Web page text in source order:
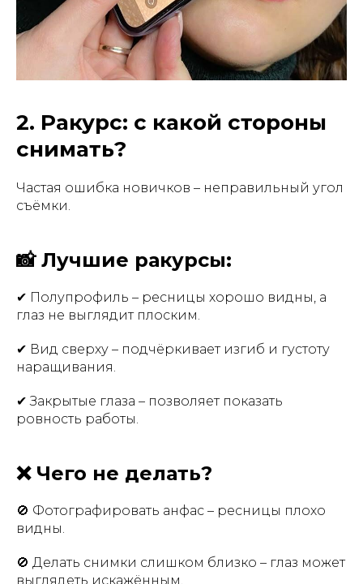
2. Ракурс: с какой стороны
снимать?
Частая ошибка новичков – неправильный угол
съёмки.
📸 Лучшие ракурсы:
✔ Полупрофиль – ресницы хорошо видны, а
глаз не выглядит плоским.
✔ Вид сверху – подчёркивает изгиб и густоту
наращивания.
✔ Закрытые глаза – позволяет показать
ровность работы.
❌ Чего не делать?
🚫 Фотографировать анфас – ресницы плохо
видны.
🚫 Делать снимки слишком близко – глаз может
выглядеть искажённым.